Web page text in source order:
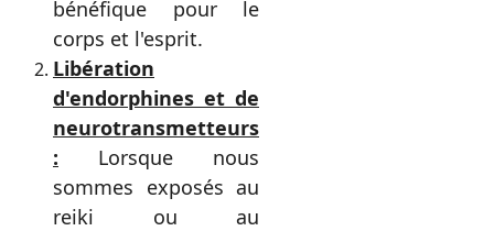
bénéfique pour le
corps et l'esprit.
Libération
d'endorphines et de
neurotransmetteurs
: Lorsque nous
sommes exposés au
reiki ou au